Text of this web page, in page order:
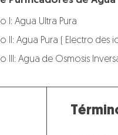
I: Agua Ultra Pura
II: Agua Pura ( Electro des
III: Agua de Osmosis